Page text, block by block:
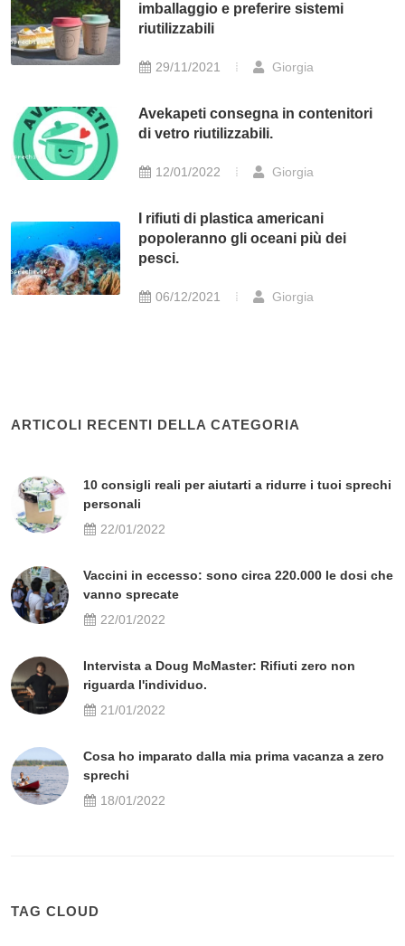
imballaggio e preferire sistemi
riutilizzabili
29/11/2021 Giorgia
Avekapeti consegna in contenitori
di vetro riutilizzabili.
12/01/2022 Giorgia
I rifiuti di plastica americani
popoleranno gli oceani più dei
pesci.
06/12/2021 Giorgia
ARTICOLI RECENTI DELLA CATEGORIA
10 consigli reali per aiutarti a ridurre i tuoi sprechi
personali
22/01/2022
Vaccini in eccesso: sono circa 220.000 le dosi che
vanno sprecate
22/01/2022
Intervista a Doug McMaster: Rifiuti zero non
riguarda l'individuo.
21/01/2022
Cosa ho imparato dalla mia prima vacanza a zero
sprechi
18/01/2022
TAG CLOUD